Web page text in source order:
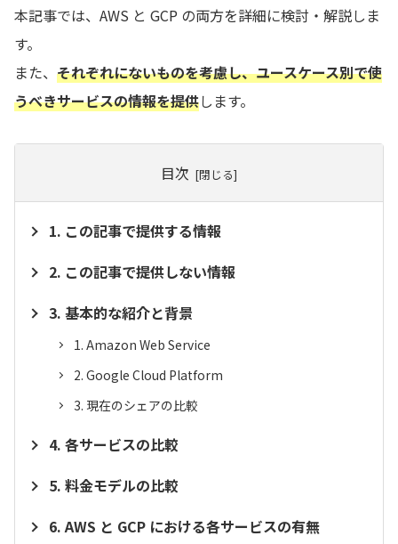
本記事では、AWS と GCP の両方を詳細に検討・解説しま
す。
また、 それぞれにないものを考慮し、ユースケース別で使
うべきサービスの情報を提供します。
目次
この記事で提供する情報
この記事で提供しない情報
基本的な紹介と背景
Amazon Web Service
Google Cloud Platform
現在のシェアの比較
各サービスの比較
料金モデルの比較
AWS と GCP における各サービスの有無